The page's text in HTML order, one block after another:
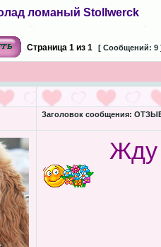
ломаный Stollwerck
Страница 1из 1 [ Сообщений: 9
Заголовок сообщения:
Жду